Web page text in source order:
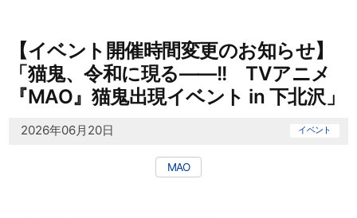
【イベント開催時間変更のお知らせ】
「猫鬼、令和に現る——!! TVアニメ
『MAO』猫鬼出現イベント in 下北沢」
2026年06月20日 イベント
MAO